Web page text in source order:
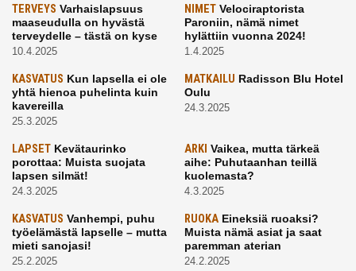
TERVEYS Varhaislapsuus
maaseudulla on hyvästä
terveydelle – tästä on kyse
10.4.2025
NIMETVelociraptorista
Paroniin, nämä nimet
hylättiin vuonna 2024!
1.4.2025
KASVATUS Kun lapsella ei ole
yhtä hienoa puhelinta kuin
kavereilla
25.3.2025
MATKAILU Radisson Blu Hotel
Oulu
24.3.2025
LAPSET Kevätaurinko
porottaa: Muista suojata
lapsen silmät!
24.3.2025
ARKI Vaikea, mutta tärkeä
aihe: Puhutaanhan teillä
kuolemasta?
4.3.2025
KASVATUS Vanhempi, puhu
työelämästä lapselle – mutta
mieti sanojasi!
25.2.2025
RUOKAEineksiä ruoaksi?
Muista nämä asiat ja saat
paremman aterian
24.2.2025